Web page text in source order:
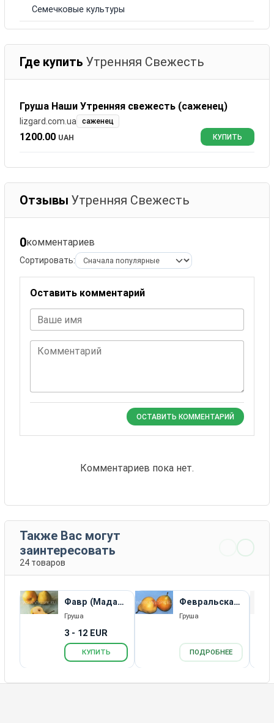
Семечковые культуры
Где купить Утренняя Свежесть
Груша Наши Утренняя свежесть (саженец)
lizgard.com.ua саженец
1200.00 UAH КУПИТЬ
Отзывы Утренняя Свежесть
0комментариев
Сортировать:
Оставить комментарий
Ваше имя
Комментарий
ОСТАВИТЬ КОММЕНТАРИЙ
Комментариев пока нет.
Также Вас могут
заинтересовать
24 товаров
Фавр (Мадам
Фавр)
Груша
3 - 12 EUR
КУПИТЬ
Февральская
(Иммунная)
Груша
ПОДРОБНЕЕ